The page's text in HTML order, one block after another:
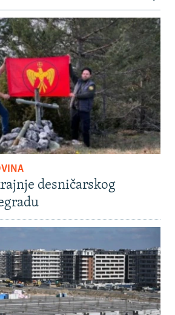
desničarskog